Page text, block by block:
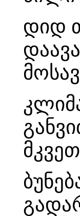
დიდ